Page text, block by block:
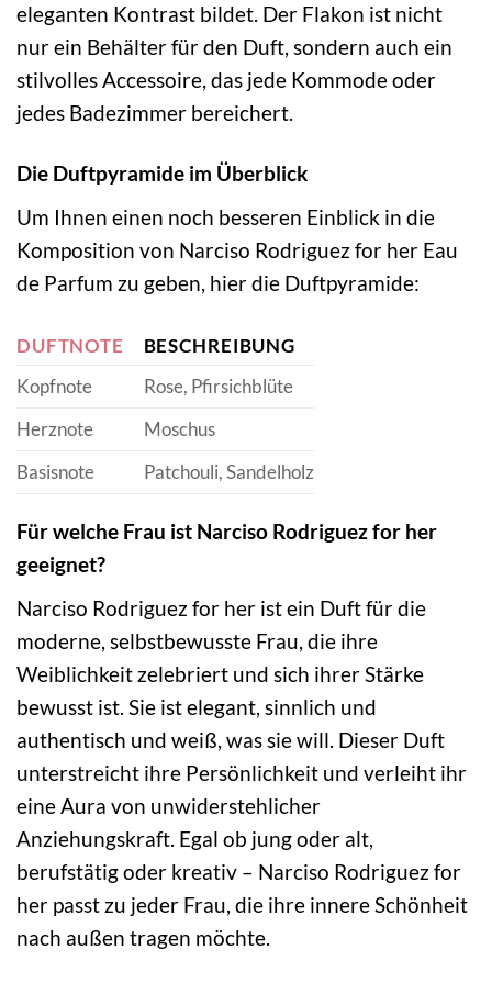
eleganten Kontrast bildet. Der Flakon ist nicht
nur ein Behälter für den Duft, sondern auch ein
stilvolles Accessoire, das jede Kommode oder
jedes Badezimmer bereichert.
Die Duftpyramide im Überblick
Um Ihnen einen noch besseren Einblick in die
Komposition von Narciso Rodriguez for her Eau
de Parfum zu geben, hier die Duftpyramide:
DUFTNOTE
BESCHREIBUNG
Kopfnote
Rose, Pfirsichblüte
Herznote
Moschus
Basisnote
Patchouli, Sandelholz
Für welche Frau ist Narciso Rodriguez for her
geeignet?
Narciso Rodriguez for her ist ein Duft für die
moderne, selbstbewusste Frau, die ihre
Weiblichkeit zelebriert und sich ihrer Stärke
bewusst ist. Sie ist elegant, sinnlich und
authentisch und weiß, was sie will. Dieser Duft
unterstreicht ihre Persönlichkeit und verleiht ihr
eine Aura von unwiderstehlicher
Anziehungskraft. Egal ob jung oder alt,
berufstätig oder kreativ – Narciso Rodriguez for
her passt zu jeder Frau, die ihre innere Schönheit
nach außen tragen möchte.